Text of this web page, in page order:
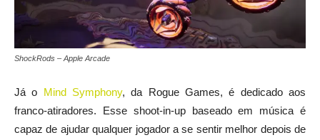
ShockRods – Apple Arcade
Já o Mind Symphony, da Rogue Games, é dedicado aos
franco-atiradores. Esse shoot-in-up baseado em música é
capaz de ajudar qualquer jogador a se sentir melhor depois de